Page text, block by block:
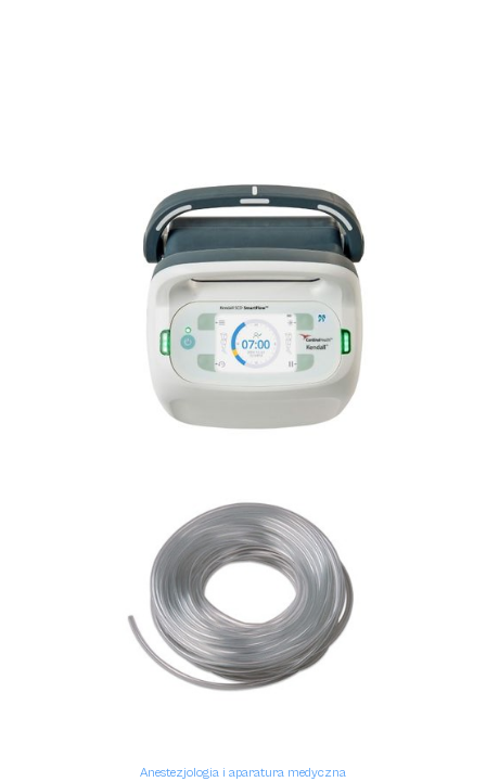
Anestezjologia i aparatura medyczna
Kendall SCD SmartFlow™
Anestezjologia i aparatura medyczna